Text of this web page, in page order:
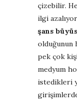
çizebilir.
ilgi
şans
olduğunun
pek çok
medyum
istedikleri